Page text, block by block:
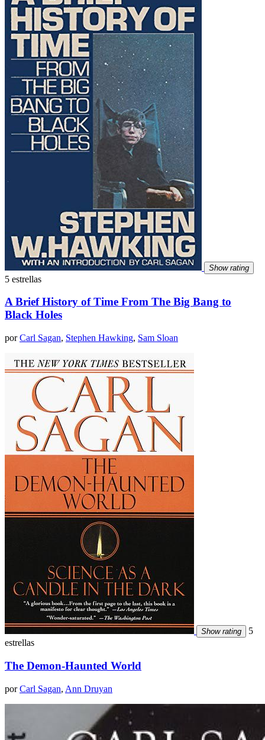
Show rating
5 estrellas
A Brief History of Time From The Big Bang to
Black Holes
porCarl Sagan, Stephen Hawking, Sam Sloan
Show rating
5
estrellas
The Demon-Haunted World
porCarl Sagan, Ann Druyan